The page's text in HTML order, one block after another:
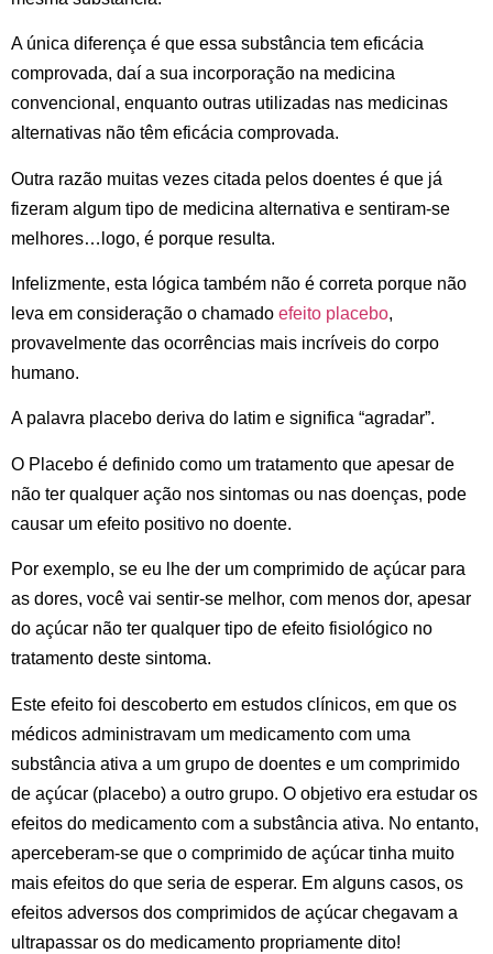
A única diferença é que essa substância tem eficácia
comprovada, daí a sua incorporação na medicina
convencional, enquanto outras utilizadas nas medicinas
alternativas não têm eficácia comprovada.
Outra razão muitas vezes citada pelos doentes é que já
fizeram algum tipo de medicina alternativa e sentiram-se
melhores…logo, é porque resulta.
Infelizmente, esta lógica também não é correta porque não
leva em consideração o chamado efeito placebo,
provavelmente das ocorrências mais incríveis do corpo
humano.
A palavra placebo deriva do latim e significa “agradar”.
O Placebo é definido como um tratamento que apesar de
não ter qualquer ação nos sintomas ou nas doenças, pode
causar um efeito positivo no doente.
Por exemplo, se eu lhe der um comprimido de açúcar para
as dores, você vai sentir-se melhor, com menos dor, apesar
do açúcar não ter qualquer tipo de efeito fisiológico no
tratamento deste sintoma.
Este efeito foi descoberto em estudos clínicos, em que os
médicos administravam um medicamento com uma
substância ativa a um grupo de doentes e um comprimido
de açúcar (placebo) a outro grupo. O objetivo era estudar os
efeitos do medicamento com a substância ativa. No entanto,
aperceberam-se que o comprimido de açúcar tinha muito
mais efeitos do que seria de esperar. Em alguns casos, os
efeitos adversos dos comprimidos de açúcar chegavam a
ultrapassar os do medicamento propriamente dito!